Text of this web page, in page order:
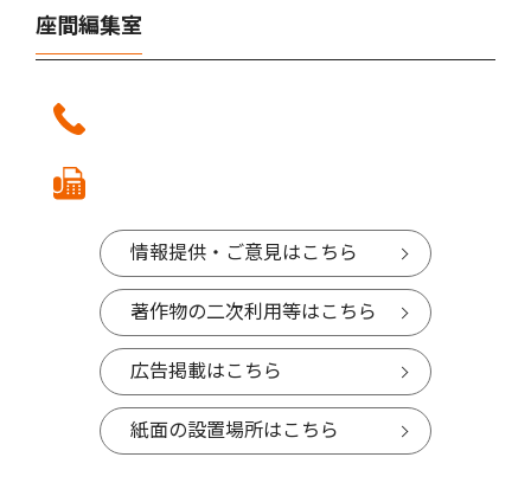
座間編集室
情報提供・ご意見はこちら
著作物の二次利用等はこちら
広告掲載はこちら
紙面の設置場所はこちら